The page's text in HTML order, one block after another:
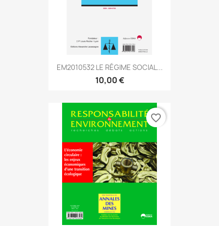
EM2010532 LE RÉGIME SOCIAL...
10,00 €
favorite_border